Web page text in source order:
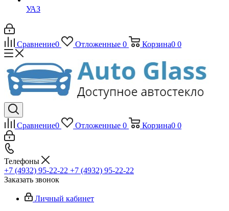
УАЗ
Сравнение0 Отложенные 0 Корзина0 0
Сравнение0 Отложенные 0 Корзина0 0
Телефоны
+7 (4932) 95-22-22 +7 (4932) 95-22-22
Заказать звонок
Личный кабинет